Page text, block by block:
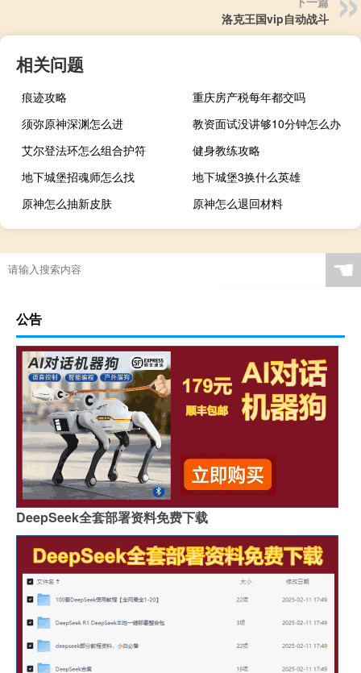
洛克王国vip自动战斗
相关问题
痕迹攻略
重庆房产税每年都交吗
须弥原神深渊怎么进
教资面试没讲够10分钟怎么办
艾尔登法环怎么组合护符
健身教练攻略
地下城堡招魂师怎么找
地下城堡3换什么英雄
原神怎么抽新皮肤
原神怎么退回材料
☚
公告
DeepSeek全套部署资料免费下载